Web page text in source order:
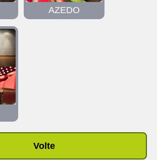
AZEDO
Volte